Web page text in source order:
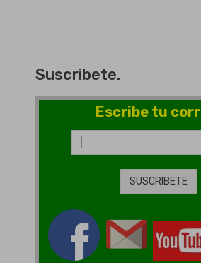
Suscribete.
Escribe tu